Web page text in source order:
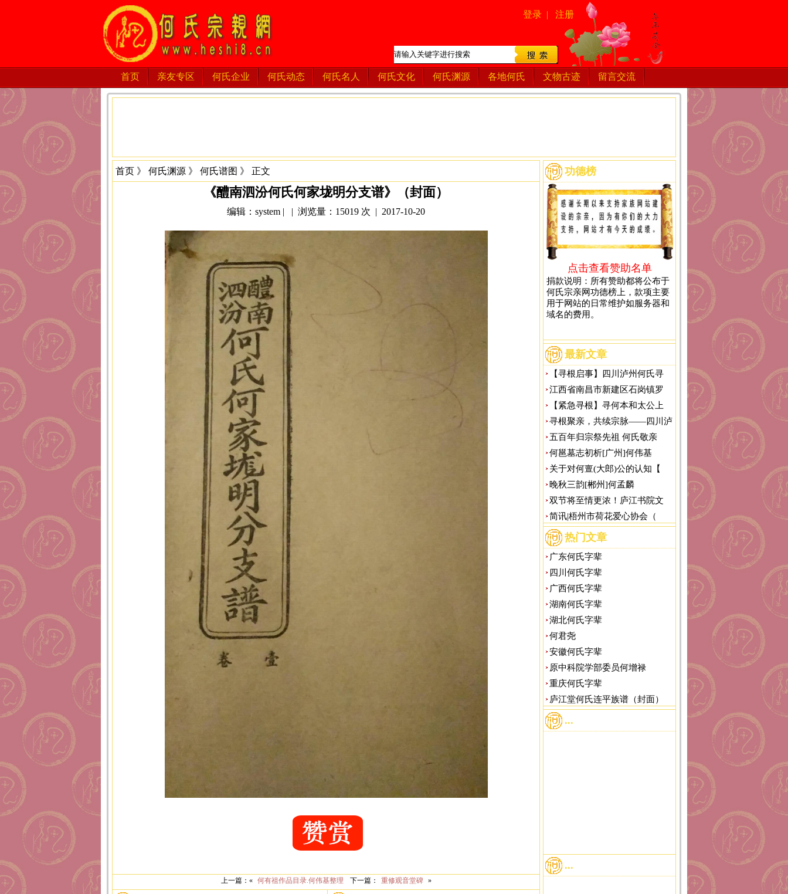
登录 | 注册
首页 亲友专区 何氏企业 何氏动态 何氏名人 何氏文化 何氏渊源 各地何氏 文物古迹 留言交流
首页 》 何氏渊源 》 何氏谱图 》 正文
《醴南泗汾何氏何家垅明分支谱》（封面）
编辑：system | | 浏览量：15019 次 | 2017-10-20
上一篇：« 何有祖作品目录.何伟基整理 下一篇： 重修观音堂碑 »
功德榜
点击查看赞助名单
捐款说明：所有赞助都将公布于
何氏宗亲网功德榜上，款项主要
用于网站的日常维护如服务器和
域名的费用。
最新文章
【寻根启事】四川泸州何氏寻
江西省南昌市新建区石岗镇罗
【紧急寻根】寻何本和太公上
寻根聚亲，共续宗脉——四川泸
五百年归宗祭先祖 何氏敬亲
何邕墓志初析[广州]何伟基
关于对何亶(大郎)公的认知【
晚秋三韵[郴州]何孟麟
双节将至情更浓！庐江书院文
简讯|梧州市荷花爱心协会（
热门文章
广东何氏字辈
四川何氏字辈
广西何氏字辈
湖南何氏字辈
湖北何氏字辈
何君尧
安徽何氏字辈
原中科院学部委员何增禄
重庆何氏字辈
庐江堂何氏连平族谱（封面）
...
...